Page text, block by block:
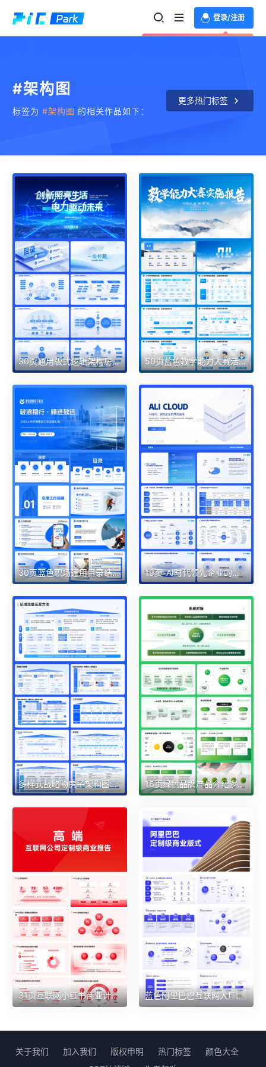
登录/注册
#架构图
标签为#架构图 的相关作品如下：
更多热门标签
30页通用版式逻辑架构房子图目录页电网蓝色渐变科技感PPT 50页蓝色教学能力大赛活动方案课程教案培训通用PPT
30页蓝色职场通用目录结构架构页等PPT模版 19页-AI时代领先企业的云计算阿里云产品介绍多架构PPT模板
多样式战略物房子架构图PPT模板合集 16页绿色品牌产品介绍逻辑图架构图PPT模板
31页互联网小红书商业计划书品牌介绍版式PPT模板 蓝色阿里巴巴互联网大厂商业案例逻辑组织架构图38页PPT模板
关于我们 加入我们 版权申明 热门标签
颜色大全